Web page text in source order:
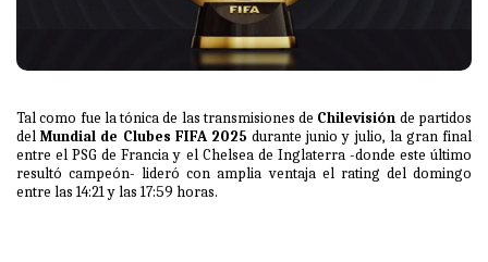
Tal como fue la tónica de las transmisiones de Chilevisión de partidos
delMundial de Clubes FIFA 2025 durante junio y julio, la gran final
entre el PSG de Francia y el Chelsea de Inglaterra -donde este último
resultó campeón- lideró con amplia ventaja el rating del domingo
entre las 14:21 y las 17:59 horas.